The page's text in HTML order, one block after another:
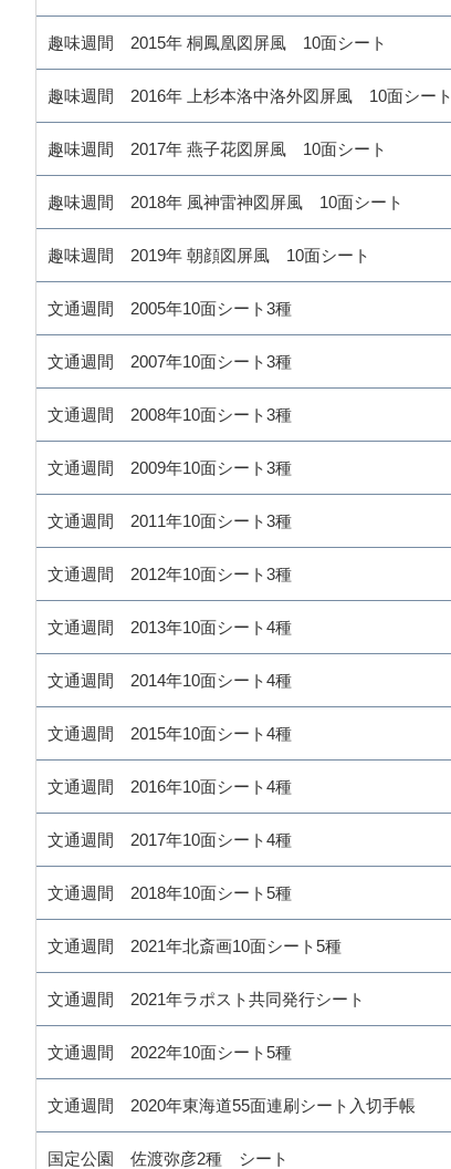
趣味週間 2015年 桐鳳凰図屏風 10面シート
趣味週間 2016年 上杉本洛中洛外図屏風 10面シート
趣味週間 2017年 燕子花図屏風 10面シート
趣味週間 2018年 風神雷神図屏風 10面シート
趣味週間 2019年 朝顔図屏風 10面シート
文通週間 2005年10面シート3種
文通週間 2007年10面シート3種
文通週間 2008年10面シート3種
文通週間 2009年10面シート3種
文通週間 2011年10面シート3種
文通週間 2012年10面シート3種
文通週間 2013年10面シート4種
文通週間 2014年10面シート4種
文通週間 2015年10面シート4種
文通週間 2016年10面シート4種
文通週間 2017年10面シート4種
文通週間 2018年10面シート5種
文通週間 2021年北斎画10面シート5種
文通週間 2021年ラポスト共同発行シート
文通週間 2022年10面シート5種
文通週間 2020年東海道55面連刷シート入切手帳
国定公園 佐渡弥彦2種 シート